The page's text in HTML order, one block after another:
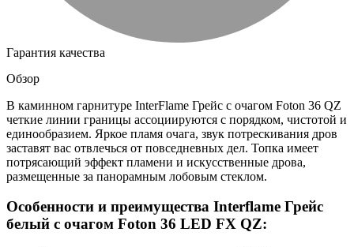
Гарантия качества
Обзор
В каминном гарнитуре InterFlame Грейс с очагом Foton 36 QZ
четкие линии границы ассоциируются с порядком, чистотой и
единообразием. Яркое пламя очага, звук потрескивания дров
заставят вас отвлечься от повседневных дел. Топка имеет
потрясающий эффект пламени и искусственные дрова,
размещенные за панорамным лобовым стеклом.
Особенности и преимущества Interflame Грейс
белый с очагом Foton 36 LED FX QZ: